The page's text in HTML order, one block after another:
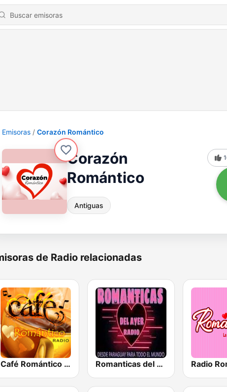
Emisoras Corazón Romántico
Corazón
Romántico
Antiguas
de Radio relacionadas
Café Romántico Radio Romanticas del Ayer Radio